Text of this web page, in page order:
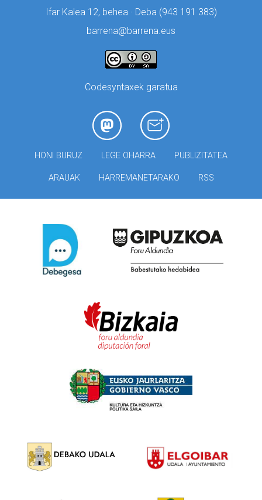
Ifar Kalea 12, behea · Deba (943 191 383)
barrena@barrena.eus
Codesyntaxek garatua
HONI BURUZ LEGE OHARRA PUBLIZITATEA
ARAUAK HARREMANETARAKO RSS